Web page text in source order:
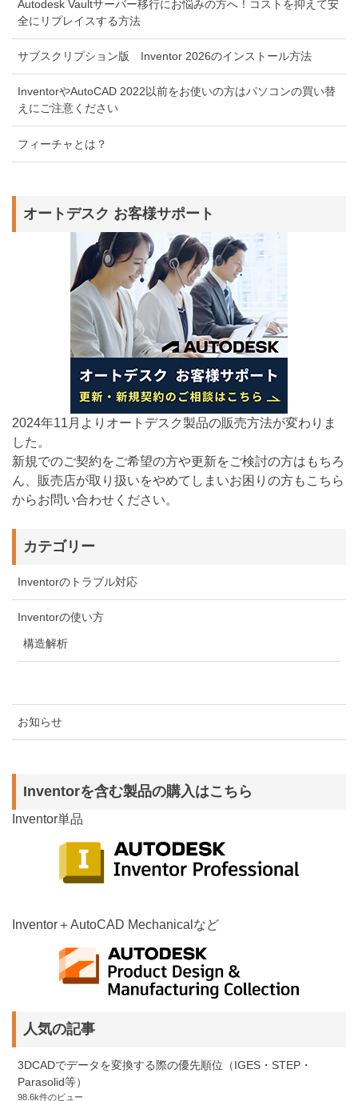
Autodesk Vaultサーバー移行にお悩みの方へ！コストを抑えて安
全にリプレイスする方法
サブスクリプション版 Inventor 2026のインストール方法
InventorやAutoCAD 2022以前をお使いの方はパソコンの買い替
えにご注意ください
フィーチャとは？
オートデスク お客様サポート
2024年11月よりオートデスク製品の販売方法が変わりま
した。
新規でのご契約をご希望の方や更新をご検討の方はもちろ
ん、販売店が取り扱いをやめてしまいお困りの方もこちら
からお問い合わせください。
カテゴリー
Inventorのトラブル対応
Inventorの使い方
構造解析
お知らせ
Inventorを含む製品の購入はこちら
Inventor単品
Inventor＋AutoCAD Mechanicalなど
人気の記事
3DCADでデータを変換する際の優先順位（IGES・STEP・
Parasolid等）
98.6k件のビュー